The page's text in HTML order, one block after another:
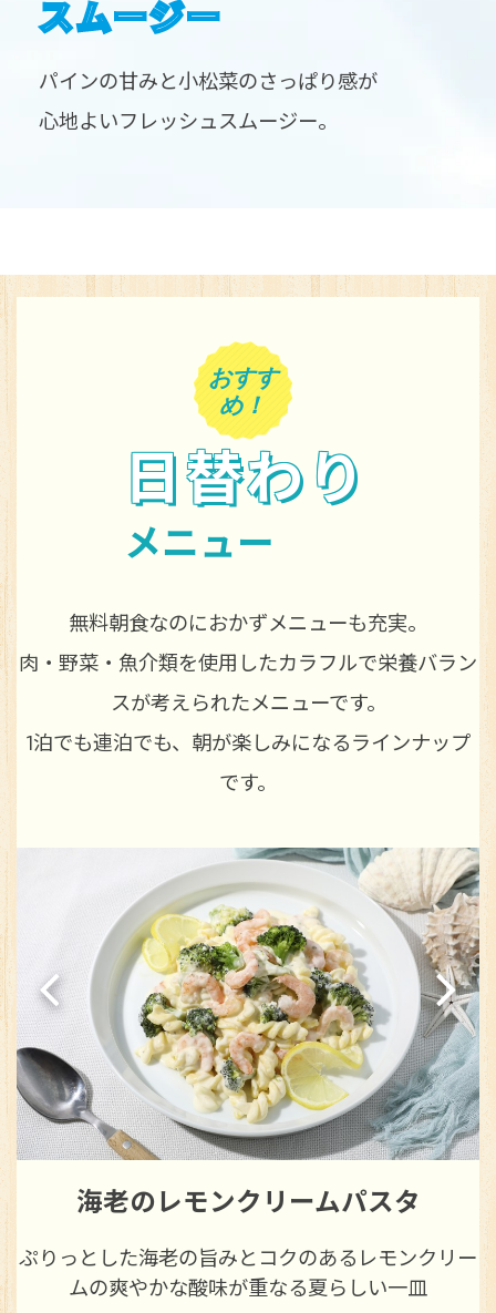
スムージー
パインの甘みと小松菜のさっぱり感が
心地よいフレッシュスムージー。
おすす
め！
日替わり
メニュー
無料朝食なのにおかずメニューも充実。
肉・野菜・魚介類を使用したカラフルで栄養バラン
スが考えられたメニューです。
1泊でも連泊でも、朝が楽しみになるラインナップ
です。
たっぷり夏野菜のラタトゥイユ
彩り豊かな夏野菜とトマトの旨みがぎゅっと詰まっ
た味わい